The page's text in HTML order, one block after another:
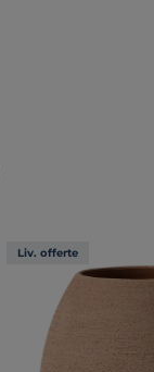
Liv. offerte